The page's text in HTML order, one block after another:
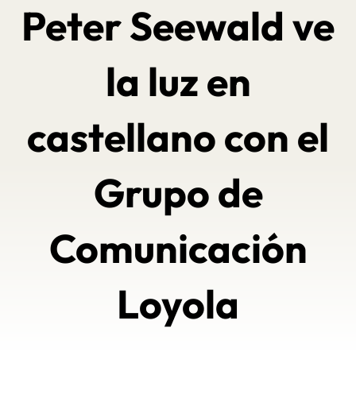
Peter Seewald ve
la luz en
castellano con el
Grupo de
Comunicación
Loyola